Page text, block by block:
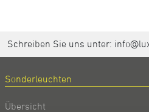
Schreiben Sie uns unter:
Sonderleuchten
Übersicht